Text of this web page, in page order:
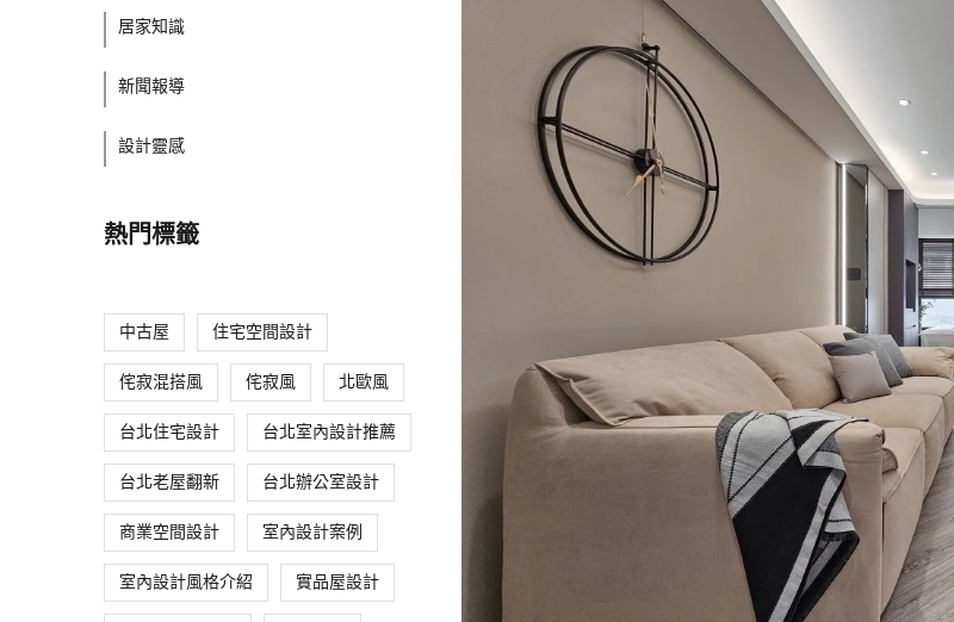
居家知識
新聞報導
設計靈感
熱門標籤
中古屋 住宅空間設計
侘寂混搭風 侘寂風 北歐風
台北住宅設計 台北室內設計推薦
台北老屋翻新 台北辦公室設計
商業空間設計 室內設計案例
室內設計風格介紹 實品屋設計